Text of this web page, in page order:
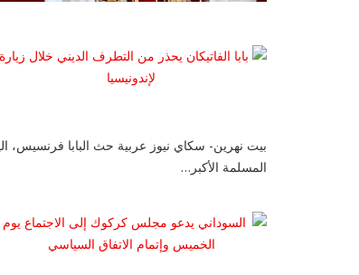
بيت نهرين- سكاي نيوز عربية حث البابا فرنسيس،
المسلمة الأكبر…